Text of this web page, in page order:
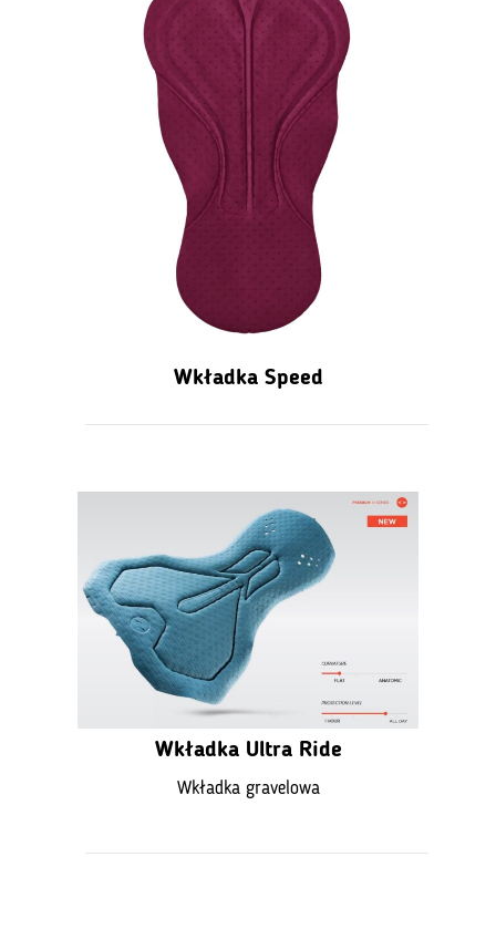
Wkładka Speed
Wkładka Ultra Ride
Wkładka gravelowa